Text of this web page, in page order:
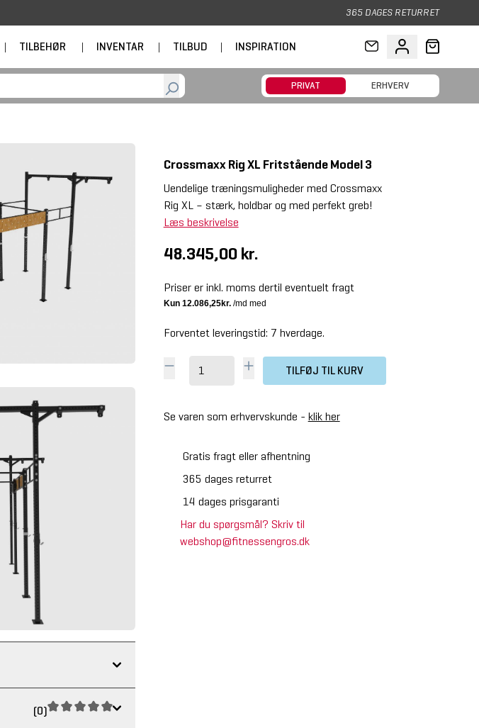
365 DAGES RETURRET
| TILBEHØR | INVENTAR | TILBUD | INSPIRATION
PRIVAT ERHVERV
Crossmaxx Rig XL Fritstående Model 3
Uendelige træningsmuligheder med Crossmaxx
Rig XL – stærk, holdbar og med perfekt greb!
Læs beskrivelse
48.345,00 kr.
Priser er inkl. moms dertil eventuelt fragt
Forventet leveringstid: 7 hverdage.
TILFØJ TIL KURV
Se varen som erhvervskunde - klik her
Gratis fragt eller afhentning
365 dages returret
14 dages prisgaranti
Har du spørgsmål? Skriv til
webshop@fitnessengros.dk
(0)